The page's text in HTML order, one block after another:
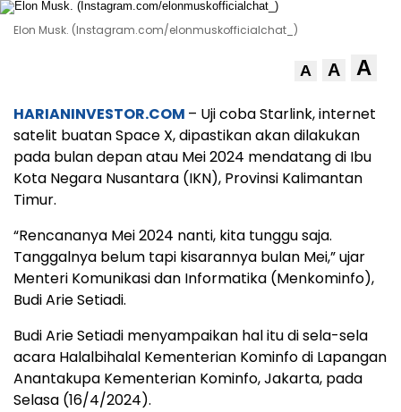
Elon Musk. (Instagram.com/elonmuskofficialchat_)
A A A
HARIANINVESTOR.COM – Uji coba Starlink, internet
satelit buatan Space X, dipastikan akan dilakukan
pada bulan depan atau Mei 2024 mendatang di Ibu
Kota Negara Nusantara (IKN), Provinsi Kalimantan
Timur.
“Rencananya Mei 2024 nanti, kita tunggu saja.
Tanggalnya belum tapi kisarannya bulan Mei,” ujar
Menteri Komunikasi dan Informatika (Menkominfo),
Budi Arie Setiadi.
Budi Arie Setiadi menyampaikan hal itu di sela-sela
acara Halalbihalal Kementerian Kominfo di Lapangan
Anantakupa Kementerian Kominfo, Jakarta, pada
Selasa (16/4/2024).